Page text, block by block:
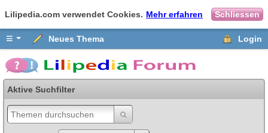
Lilipedia.com verwendet Cookies. Mehr erfahren Schliessen
≡ Neues Thema Login
Aktive Suchfilter